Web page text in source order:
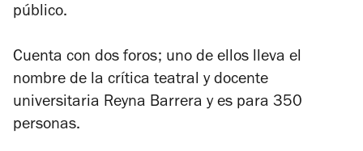
público.
Cuenta con dos foros; uno de ellos lleva el
nombre de la crítica teatral y docente
universitaria Reyna Barrera y es para 350
personas.